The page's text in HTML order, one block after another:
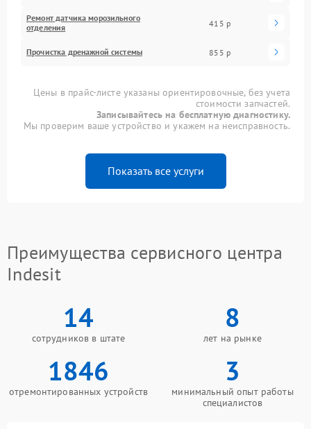
Ремонт датчика морозильного
отделения
415 р
Прочистка дренажной системы 855 р
Цены в прайс-листе указаны ориентировочные, без учета
стоимости запчастей.
Записывайтесь на бесплатную диагностику.
Мы проверим ваше устройство и укажем на неисправность.
Показать все услуги
Преимущества сервисного центра
Indesit
14
сотрудников в штате
8
лет на рынке
1846
отремонтированных устройств
3
минимальный опыт работы
специалистов